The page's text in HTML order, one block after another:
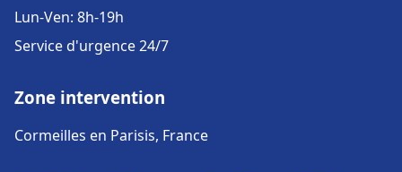
Lun-Ven: 8h-19h
Service d'urgence 24/7
Zone intervention
Cormeilles en Parisis, France